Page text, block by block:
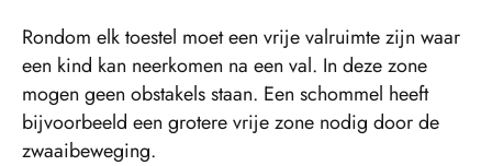
Rondom elk toestel moet een vrije valruimte zijn waar
een kind kan neerkomen na een val. In deze zone
mogen geen obstakels staan. Een schommel heeft
bijvoorbeeld een grotere vrije zone nodig door de
zwaaibeweging.